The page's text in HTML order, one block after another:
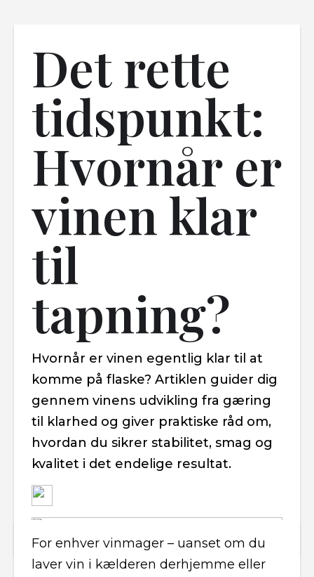
Det rette
tidspunkt:
Hvornår er
vinen klar
til
tapning?
Hvornår er vinen egentlig klar til at
komme på flaske? Artiklen guider dig
gennem vinens udvikling fra gæring
til klarhed og giver praktiske råd om,
hvordan du sikrer stabilitet, smag og
kvalitet i det endelige resultat.
For enhver vinmager – uanset om du
laver vin i kælderen derhjemme eller